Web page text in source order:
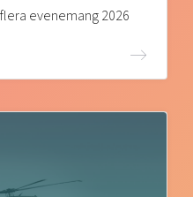
evenemang 2026